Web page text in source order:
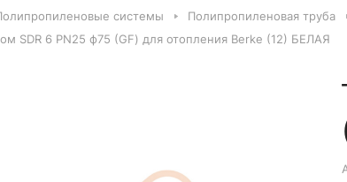
системы Полипропиленовая труба
SDR 6 PN25 ф75 (GF) для отопления Berke (12) БЕЛАЯ